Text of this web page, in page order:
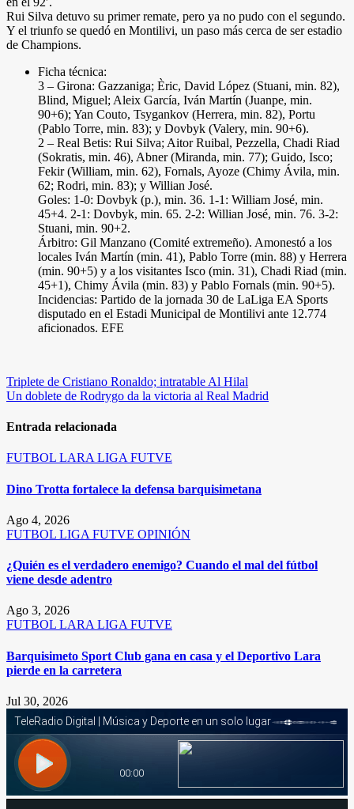
Rui Silva detuvo su primer remate, pero ya no pudo con el segundo.
Y el triunfo se quedó en Montilivi, un paso más cerca de ser estadio
de Champions.
Ficha técnica:
3 – Girona: Gazzaniga; Èric, David López (Stuani, min. 82),
Blind, Miguel; Aleix García, Iván Martín (Juanpe, min.
90+6); Yan Couto, Tsygankov (Herrera, min. 82), Portu
(Pablo Torre, min. 83); y Dovbyk (Valery, min. 90+6).
2 – Real Betis: Rui Silva; Aitor Ruibal, Pezzella, Chadi Riad
(Sokratis, min. 46), Abner (Miranda, min. 77); Guido, Isco;
Fekir (William, min. 62), Fornals, Ayoze (Chimy Ávila, min.
62; Rodri, min. 83); y Willian José.
Goles: 1-0: Dovbyk (p.), min. 36. 1-1: William José, min.
45+4. 2-1: Dovbyk, min. 65. 2-2: Willian José, min. 76. 3-2:
Stuani, min. 90+2.
Árbitro: Gil Manzano (Comité extremeño). Amonestó a los
locales Iván Martín (min. 41), Pablo Torre (min. 88) y Herrera
(min. 90+5) y a los visitantes Isco (min. 31), Chadi Riad (min.
45+1), Chimy Ávila (min. 83) y Pablo Fornals (min. 90+5).
Incidencias: Partido de la jornada 30 de LaLiga EA Sports
disputado en el Estadi Municipal de Montilivi ante 12.774
aficionados. EFE
Navegación
de
entradas
Triplete de Cristiano Ronaldo; intratable Al Hilal
Un doblete de Rodrygo da la victoria al Real Madrid
Entrada relacionada
FUTBOL LARALIGA FUTVE
Dino Trotta fortalece la defensa barquisimetana
Ago 4, 2026
FUTBOL LIGA FUTVE OPINIÓN
¿Quién es el verdadero enemigo? Cuando el mal del fútbol
viene desde adentro
Ago 3, 2026
FUTBOL LARALIGA FUTVE
Barquisimeto Sport Club gana en casa y el Deportivo Lara
pierde en la carretera
Jul 30, 2026